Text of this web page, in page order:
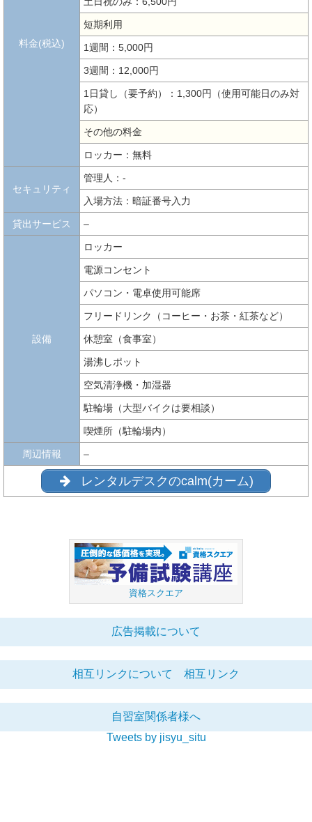
料金(税込)
短期利用
1週間：5,000円
3週間：12,000円
1日貸し（要予約）：1,300円（使用可能日のみ対
応）
その他の料金
ロッカー：無料
セキュリティ
管理人：-
入場方法：暗証番号入力
貸出サービス –
設備
ロッカー
電源コンセント
パソコン・電卓使用可能席
フリードリンク（コーヒー・お茶・紅茶など）
休憩室（食事室）
湯沸しポット
空気清浄機・加湿器
駐輪場（大型バイクは要相談）
喫煙所（駐輪場内）
周辺情報 –
レンタルデスクのcalm(カーム)
資格スクエア
広告掲載について
相互リンクについて 相互リンク
自習室関係者様へ
Tweets by jisyu_situ